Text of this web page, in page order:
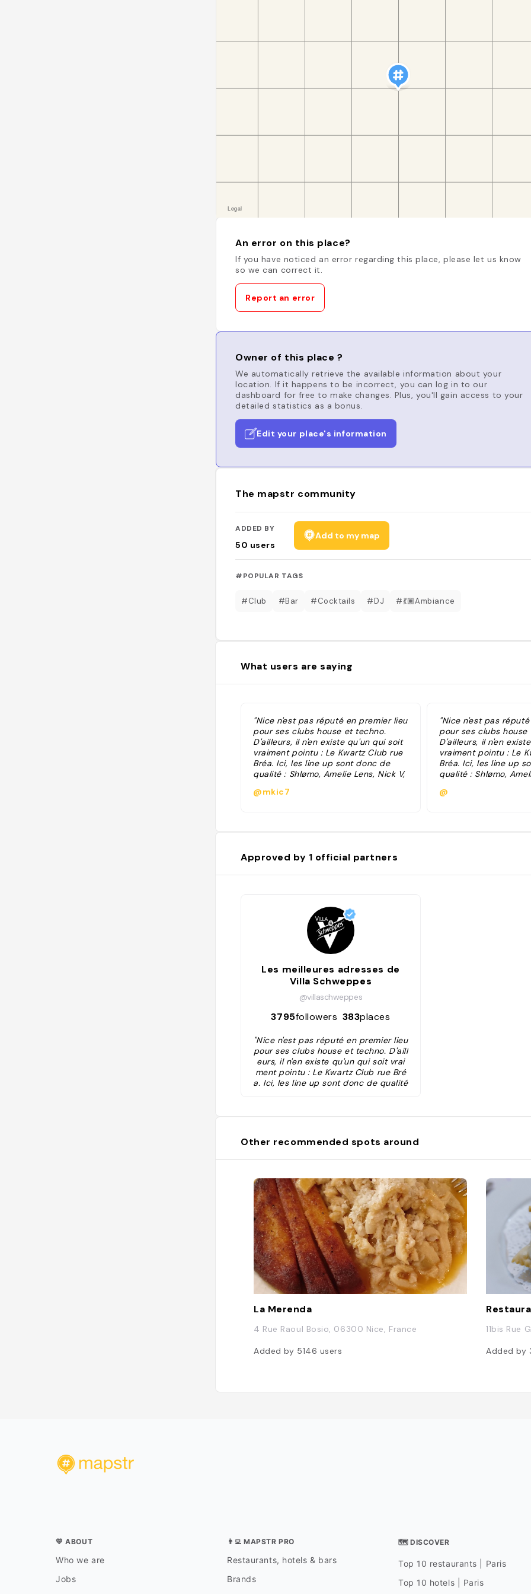
An error on this place?
If you have noticed an error regarding this place, please let us know
so we can correct it.
Report an error
Owner of this place ?
We automatically retrieve the available information about your
location. If it happens to be incorrect, you can log in to our
dashboard for free to make changes. Plus, you'll gain access to your
detailed statistics as a bonus.
Edit your place's information
The mapstr community
ADDED BY
50 users
Add to my map
#POPULAR TAGS
#Club #Bar #Cocktails #DJ #💃🏾Ambiance
What users are saying
"Nice n'est pas réputé en premier lieu
pour ses clubs house et techno.
D'ailleurs, il n'en existe qu'un qui soit
vraiment pointu : Le Kwartz Club rue
Bréa. Ici, les line up sont donc de
qualité : Shlømo, Amelie Lens, Nick V,
encore Malin Génie et DJ Deep sont
@mkic7
"Nice n'est pas réputé
pour ses clubs house
D'ailleurs, il n'en
vraiment pointu : Le
Bréa. Ici, les line up
qualité : Shlømo,
encore Malin Génie et
@
Approved by 1 official partners
Les meilleures adresses de
Villa Schweppes
@villaschweppes
3795followers 383places
"Nice n'est pas réputé en premier lieu
pour ses clubs house et techno. D'aill
eurs, il n'en existe qu'un qui soit vrai
ment pointu : Le Kwartz Club rue Bré
a. Ici, les line up sont donc de qualité
Other recommended spots around
La Merenda
4 Rue Raoul Bosio, 06300 Nice, France
Added by 5146 users
11bis Rue
Added by
💛 ABOUT
Who we are
Jobs
👨‍💻 MAPSTR PRO
Restaurants, hotels & bars
Brands
🗺 DISCOVER
Top 10 restaurants | Paris
Top 10 hotels | Paris